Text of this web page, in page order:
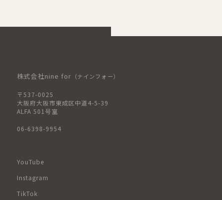
株式会社nine for （ナインフォー）
〒537-0025
大阪府大阪市東成区中道4-5-39
ALFA 501号室
06-6398-9954
YouTube
Instagram
TikTok